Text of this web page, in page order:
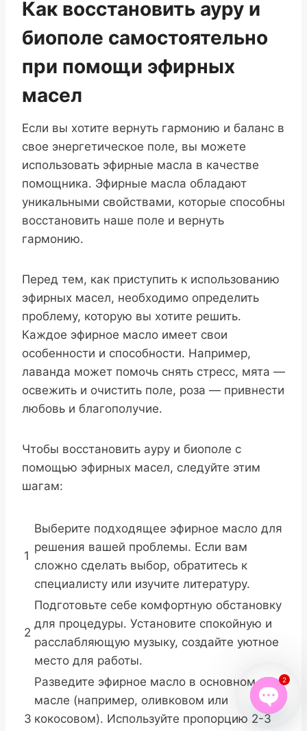
Как восстановить ауру и
биополе самостоятельно
при помощи эфирных
масел
Если вы хотите вернуть гармонию и баланс в
свое энергетическое поле, вы можете
использовать эфирные масла в качестве
помощника. Эфирные масла обладают
уникальными свойствами, которые способны
восстановить наше поле и вернуть
гармонию.
Перед тем, как приступить к использованию
эфирных масел, необходимо определить
проблему, которую вы хотите решить.
Каждое эфирное масло имеет свои
особенности и способности. Например,
лаванда может помочь снять стресс, мята —
освежить и очистить поле, роза — привнести
любовь и благополучие.
Чтобы восстановить ауру и биополе с
помощью эфирных масел, следуйте этим
шагам:
1
Выберите подходящее эфирное масло для
решения вашей проблемы. Если вам
сложно сделать выбор, обратитесь к
специалисту или изучите литературу.
2
Подготовьте себе комфортную обстановку
для процедуры. Установите спокойную и
расслабляющую музыку, создайте уютное
место для работы.
3
Разведите эфирное масло в основном
масле (например, оливковом или
кокосовом). Используйте пропорцию 2-3Open
2